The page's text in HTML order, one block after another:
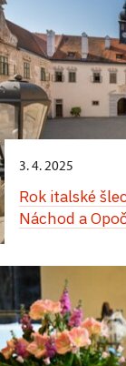
3. 4. 2025
Rok italské
Náchod a